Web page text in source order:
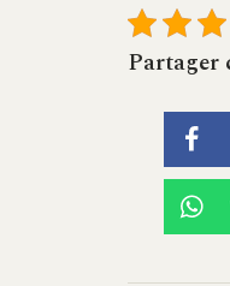
Partager